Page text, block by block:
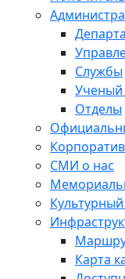
Службы
Ученый
Отделы
СМИ о нас
Карта